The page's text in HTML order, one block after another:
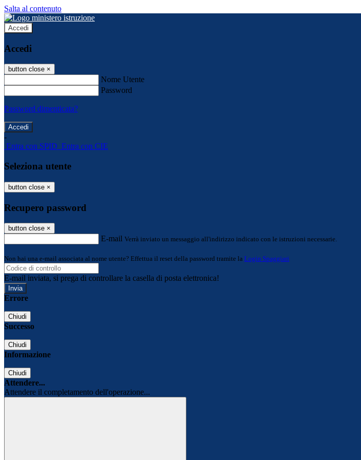
Salta al contenuto
Accedi
Accedi
button close ×
Nome Utente
Password
Password dimenticata?
-
Entra con SPID Entra con CIE
Seleziona utente
button close ×
Recupero password
button close ×
E-mail Verrà inviato un messaggio all'indirizzo indicato con le istruzioni necessarie.
Non hai una e-mail associata al nome utente? Effettua il reset della password tramite la Login Spaggiari
E-mail inviata, si prega di controllare la casella di posta elettronica!
Errore
Chiudi
Successo
Chiudi
Informazione
Chiudi
Attendere...
Attendere il completamento dell'operazione...